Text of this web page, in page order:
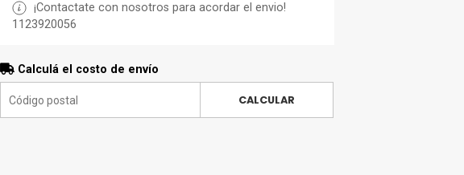
¡Contactate con nosotros para acordar el envio!
1123920056
Calculá el costo de envío
CALCULAR